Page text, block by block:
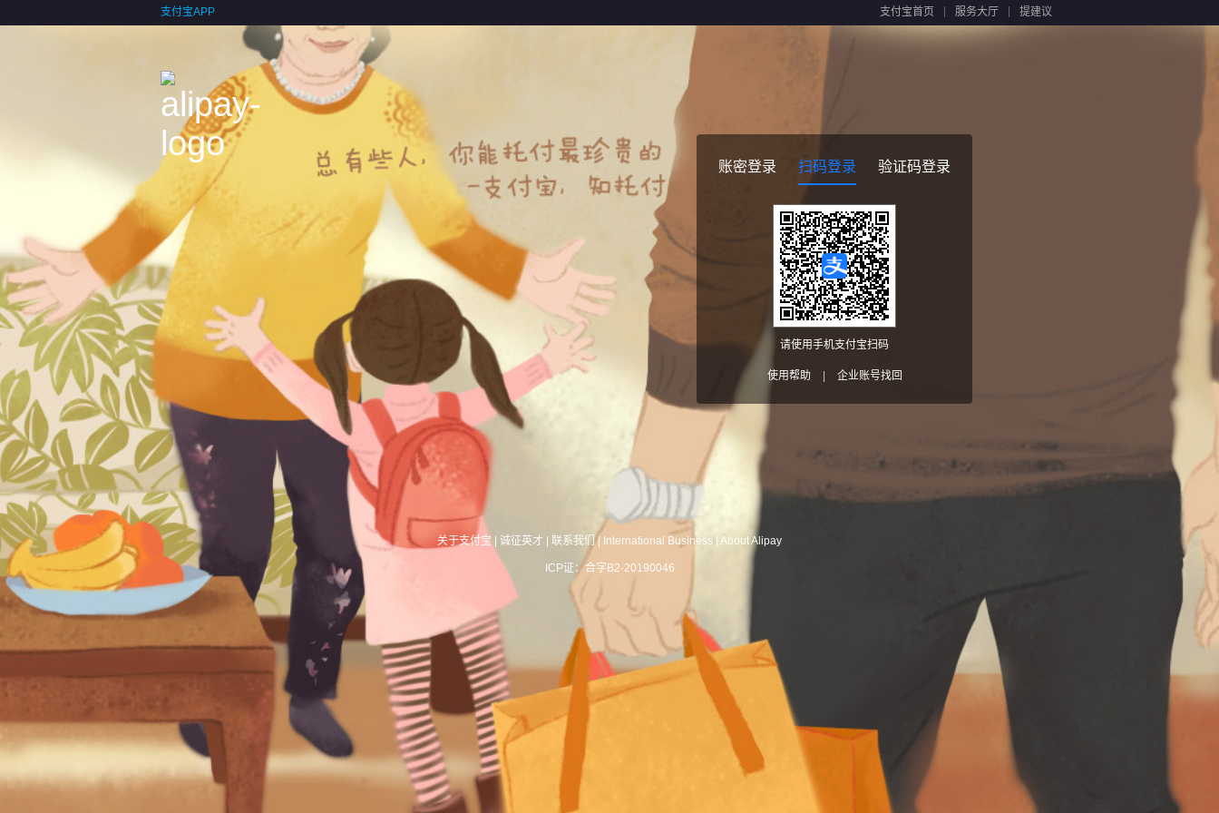
支付宝APP 支付宝首页 服务大厅 提建议
账密登录 扫码登录 验证码登录
请使用手机支付宝扫码
使用帮助 企业账号找回
关于支付宝| 诚征英才 联系我们 | International Business About Alipay
ICP证：合字B2-20190046